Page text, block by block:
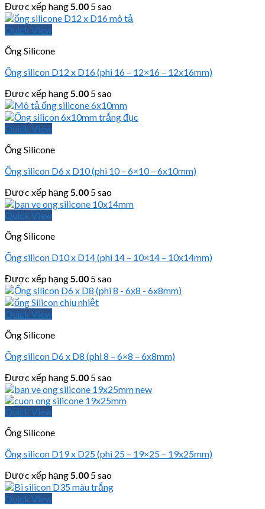
Được xếp hạng 5.00 5 sao
Quick View
Ống Silicone
Ống silicon D12 x D16 (phi 16 – 12×16 – 12x16mm)
Được xếp hạng 5.00 5 sao
Quick View
Ống Silicone
Ống silicon D6 x D10 (phi 10 – 6×10 – 6x10mm)
Được xếp hạng 5.00 5 sao
Quick View
Ống Silicone
Ống silicon D10 x D14 (phi 14 – 10×14 – 10x14mm)
Được xếp hạng 5.00 5 sao
Quick View
Ống Silicone
Ống silicon D6 x D8 (phi 8 – 6×8 – 6x8mm)
Được xếp hạng 5.00 5 sao
Quick View
Ống Silicone
Ống silicon D19 x D25 (phi 25 – 19×25 – 19x25mm)
Được xếp hạng 5.00 5 sao
Quick View